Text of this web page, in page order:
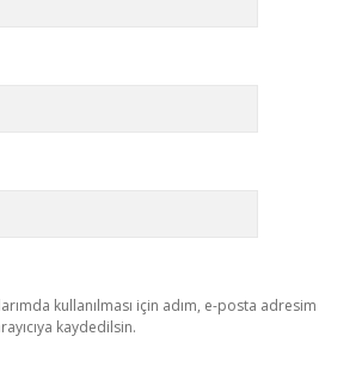
kullanılması için adım, e-posta adresim
kaydedilsin.